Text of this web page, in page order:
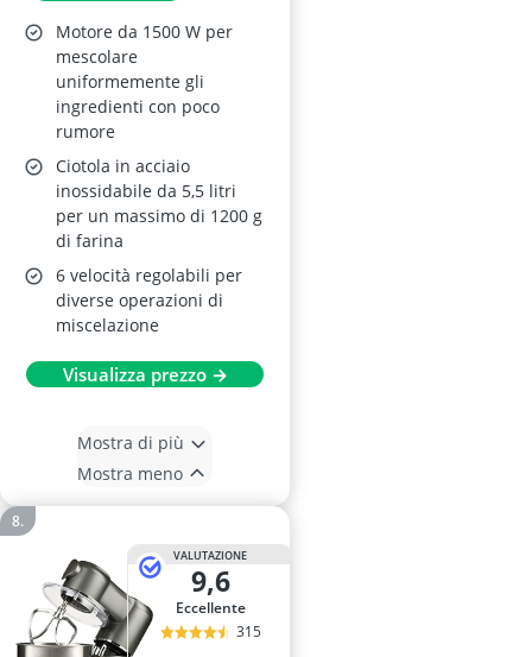
Motore da 1500 W per
mescolare
uniformemente gli
ingredienti con poco
rumore
Ciotola in acciaio
inossidabile da 5,5 litri
per un massimo di 1200 g
di farina
6 velocità regolabili per
diverse operazioni di
miscelazione
Visualizza prezzo →
Mostra di più
Mostra meno
VALUTAZIONE
9,6
Eccellente
315